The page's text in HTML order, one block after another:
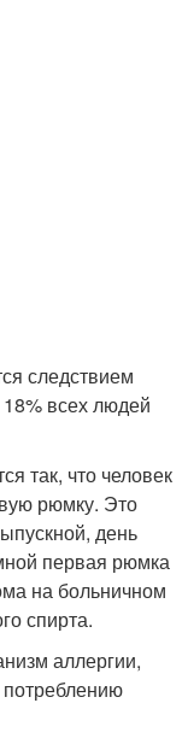
следствием
всех людей
так, что человек
рюмку. Это
день
первая рюмка
на больничном
спирта.
аллергии,
потреблению